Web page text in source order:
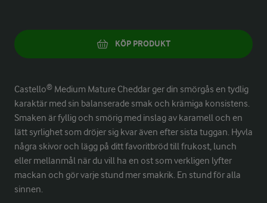
KÖP PRODUKT
Castello® Medium Mature Cheddar ger din smörgås en tydlig
karaktär med sin balanserade smak och krämiga konsistens.
Smaken är fyllig och smörig med inslag av karamell och en
lätt syrlighet som dröjer sig kvar även efter sista tuggan. Hyvla
några skivor och lägg på ditt favoritbröd till frukost, lunch
eller mellanmål när du vill ha en ost som verkligen lyfter
mackan och gör varje stund mer smakrik. En stund för alla
sinnen.